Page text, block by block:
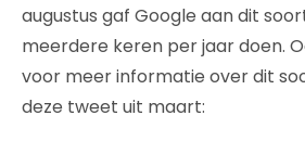
augustus gaf Google aan dit
meerdere keren per jaar doen.
voor meer informatie over dit
deze tweet uit maart: